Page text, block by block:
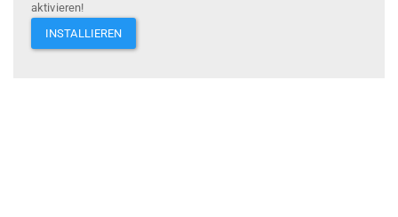
aktivieren!
INSTALLIEREN